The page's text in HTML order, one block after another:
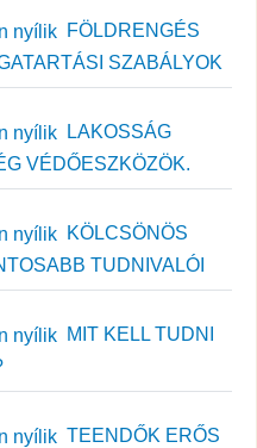
FÖLDRENGÉS
SZABÁLYOK
LAKOSSÁG
VÉDŐESZKÖZÖK.
KÖLCSÖNÖS
TUDNIVALÓI
MIT KELL TUDNI
TEENDŐK ERŐS